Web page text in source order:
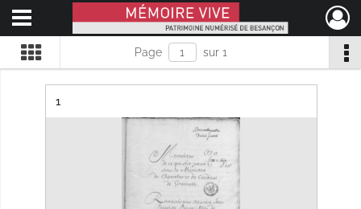
Mémoire Vive patrimoine numérisé de Besançon
Ouvrir le menu déroulant
Page sur 1
Résultat n°
1